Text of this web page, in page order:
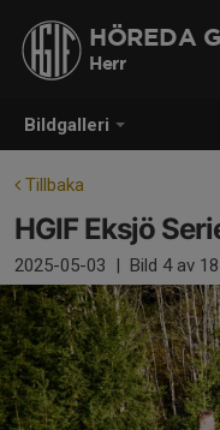
Bildgalleri
HÖREDA
Herr
Tillbaka
HGIF Eksjö
2025-05-03 | Bild 4av 18